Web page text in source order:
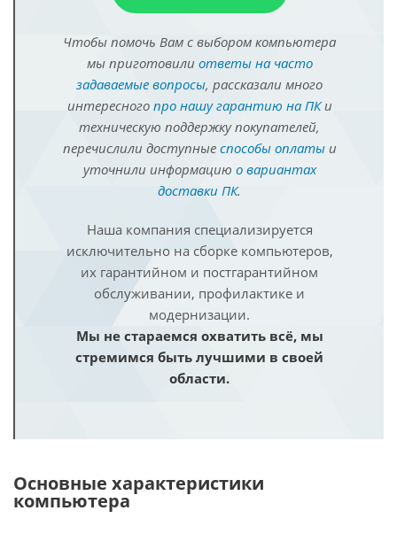
Чтобы помочь Вам с выбором компьютера
мы приготовили ответы на часто
задаваемые вопросы, рассказали много
интересного про нашу гарантию на ПКи
техническую поддержку покупателей,
перечислили доступные способы оплатыи
уточнили информацию о вариантах
доставки ПК.
Наша компания специализируется
исключительно на сборке компьютеров,
их гарантийном и постгарантийном
обслуживании, профилактике и
модернизации.
Мы не стараемся охватить всё, мы
стремимся быть лучшими в своей
области.
Основные характеристики
компьютера